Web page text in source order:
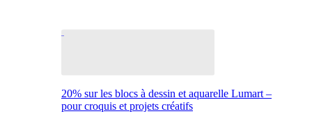
20% sur les blocs à dessin et aquarelle Lumart –
pour croquis et projets créatifs